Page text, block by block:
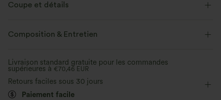
Coupe et détails
Taille plate
Coupe ajustée
Composition & Entretien
Livraison standard gratuite pour les commandes
supérieures à €70,46 EUR
Retours faciles sous 30 jours
Paiement facile